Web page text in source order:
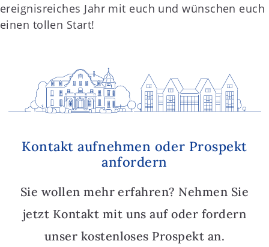
ereignisreiches Jahr mit euch und wünschen euch
einen tollen Start!
Kontakt aufnehmen oder Prospekt
anfordern
Sie wollen mehr erfahren? Nehmen Sie
jetzt Kontakt mit uns auf oder fordern
unser kostenloses Prospekt an.